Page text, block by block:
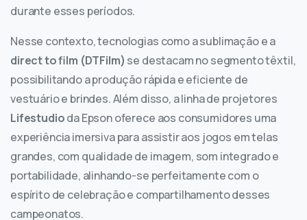
durante esses períodos.
Nesse contexto, tecnologias como a sublimação e a
direct to film (DTFilm) se destacam no segmento têxtil,
possibilitando a produção rápida e eficiente de
vestuário e brindes. Além disso, a linha de projetores
Lifestudioda Epson oferece aos consumidores uma
experiência imersiva para assistir aos jogos em telas
grandes, com qualidade de imagem, som integrado e
portabilidade, alinhando-se perfeitamente com o
espírito de celebração e compartilhamento desses
campeonatos.